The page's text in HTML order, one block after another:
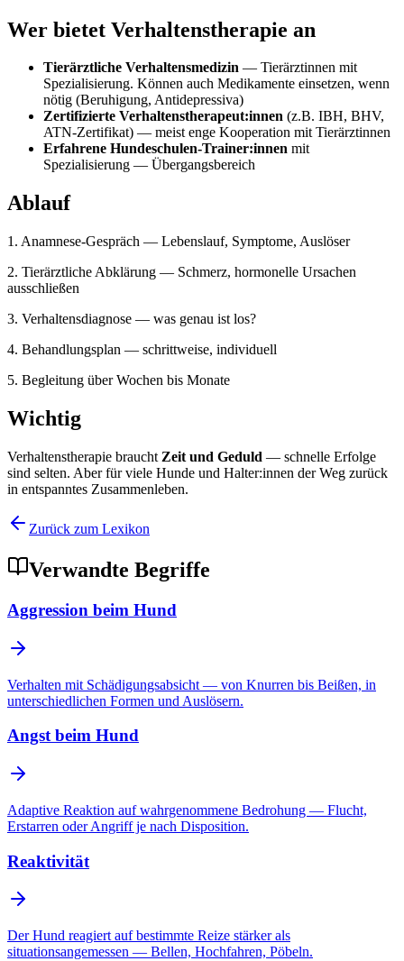
Wer bietet Verhaltenstherapie an
Tierärztliche Verhaltensmedizin — Tierärztinnen mit
Spezialisierung. Können auch Medikamente einsetzen, wenn
nötig (Beruhigung, Antidepressiva)
Zertifizierte Verhaltenstherapeut:innen (z.B. IBH, BHV,
ATN-Zertifikat) — meist enge Kooperation mit Tierärztinnen
Erfahrene Hundeschulen-Trainer:innen mit
Spezialisierung — Übergangsbereich
Ablauf
1. Anamnese-Gespräch — Lebenslauf, Symptome, Auslöser
2. Tierärztliche Abklärung — Schmerz, hormonelle Ursachen
ausschließen
3. Verhaltensdiagnose — was genau ist los?
4. Behandlungsplan — schrittweise, individuell
5. Begleitung über Wochen bis Monate
Wichtig
Verhaltenstherapie braucht Zeit und Geduld — schnelle Erfolge
sind selten. Aber für viele Hunde und Halter:innen der Weg zurück
in entspanntes Zusammenleben.
Zurück zum Lexikon
Verwandte Begriffe
Aggression beim Hund
Verhalten mit Schädigungsabsicht — von Knurren bis Beißen, in
unterschiedlichen Formen und Auslösern.
Angst beim Hund
Adaptive Reaktion auf wahrgenommene Bedrohung — Flucht,
Erstarren oder Angriff je nach Disposition.
Reaktivität
Der Hund reagiert auf bestimmte Reize stärker als
situationsangemessen — Bellen, Hochfahren, Pöbeln.